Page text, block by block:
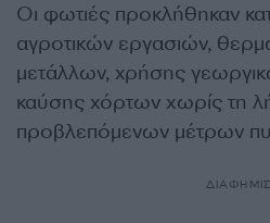
Οι φωτιές προκλήθηκαν
αγροτικών εργασιών,
μετάλλων, χρήσης
καύσης χόρτων χωρίς τη
προβλεπόμενων μέτρων